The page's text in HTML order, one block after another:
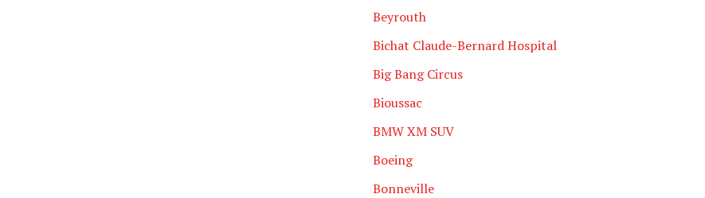
Beyrouth
Bichat Claude-Bernard Hospital
Big Bang Circus
Bioussac
BMW XM SUV
Boeing
Bonneville